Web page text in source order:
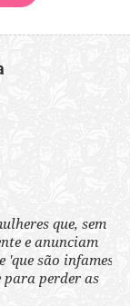
que, sem
e anunciam
'que são infames
para perder as